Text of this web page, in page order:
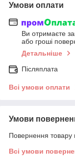
Умови оплати
Ви отримаєте
або гроші
Детальніше
Післяплата
Всі умови оплати
Умови
Повернення товару
Всі умови